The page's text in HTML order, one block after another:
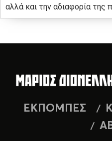
αλλά και την αδιαφορία της
ΕΚΠΟΜΠΕΣ